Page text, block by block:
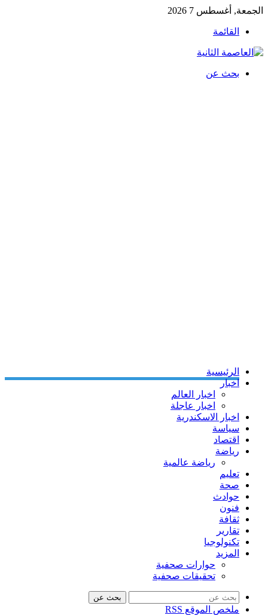
الجمعة, أغسطس 7 2026
القائمة
بحث عن
الرئيسية
اخبار
اخبار العالم
اخبار عاجلة
اخبار الاسكندرية
سياسة
اقتصاد
رياضة
رياضة عالمية
تعليم
صحة
حوادث
فنون
ثقافة
تقارير
تكنولوجيا
المزيد
حوارات صحفية
تحقيقات صحفية
بحث عن
ملخص الموقع RSS